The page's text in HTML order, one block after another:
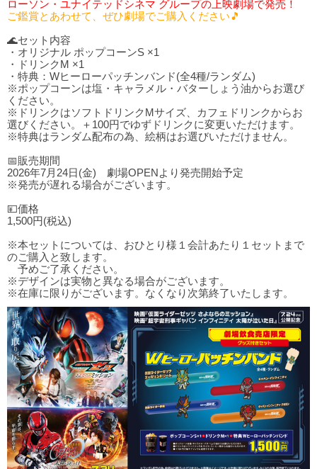
ローソン・ユナイテッドシネマ グループの上映劇場で発売！
ご鑑賞とあわせて、ぜひ劇場でご購入ください🎵
🌊セット内容
・オリジナル ポップコーンS ×1
・ドリンクM ×1
・特典：Wヒーローパッチンバンド(全4種/ランダム)
※ポップコーンは塩・キャラメル・バターしょう油からお選び
ください。
※ドリンクはソフトドリンクMサイズ、カフェドリンクからお
選びください。＋100円でゆずドリンクに変更いただけます。
※特典はランダム配布の為、絵柄はお選びいただけません。
📅販売期間
2026年7月24日(金) 劇場OPENより発売開始予定
※発売が遅れる場合がございます。
💴価格
1,500円(税込)
※本セットについては、おひとり様１会計あたり１セットまで
のご購入と致します。
予めご了承ください。
※デザインは実物と異なる場合がございます。
※在庫に限りがございます。なくなり次第終了いたします。